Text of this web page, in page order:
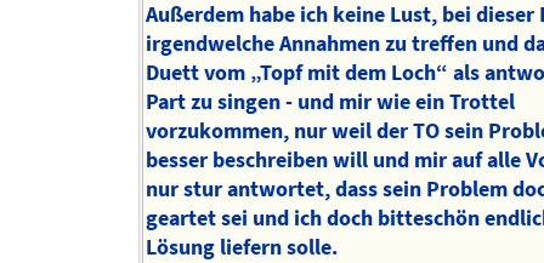
Außerdem habe ich keine Lust, bei dieser
irgendwelche Annahmen zu treffen und
Duett vom „Topf mit dem Loch“ als
Part zu singen - und mir wie ein Trottel
vorzukommen, nur weil der TO sein
besser beschreiben will und mir auf alle
nur stur antwortet, dass sein Problem
geartet sei und ich doch bitteschön
Lösung liefern solle.